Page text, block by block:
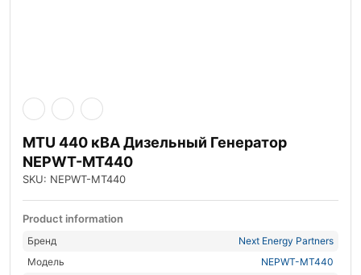
MTU 440 кВА Дизельный Генератор
NEPWT-MT440
SKU: NEPWT-MT440
Product information
Бренд
Next Energy Partners
Модель
NEPWT-MT440